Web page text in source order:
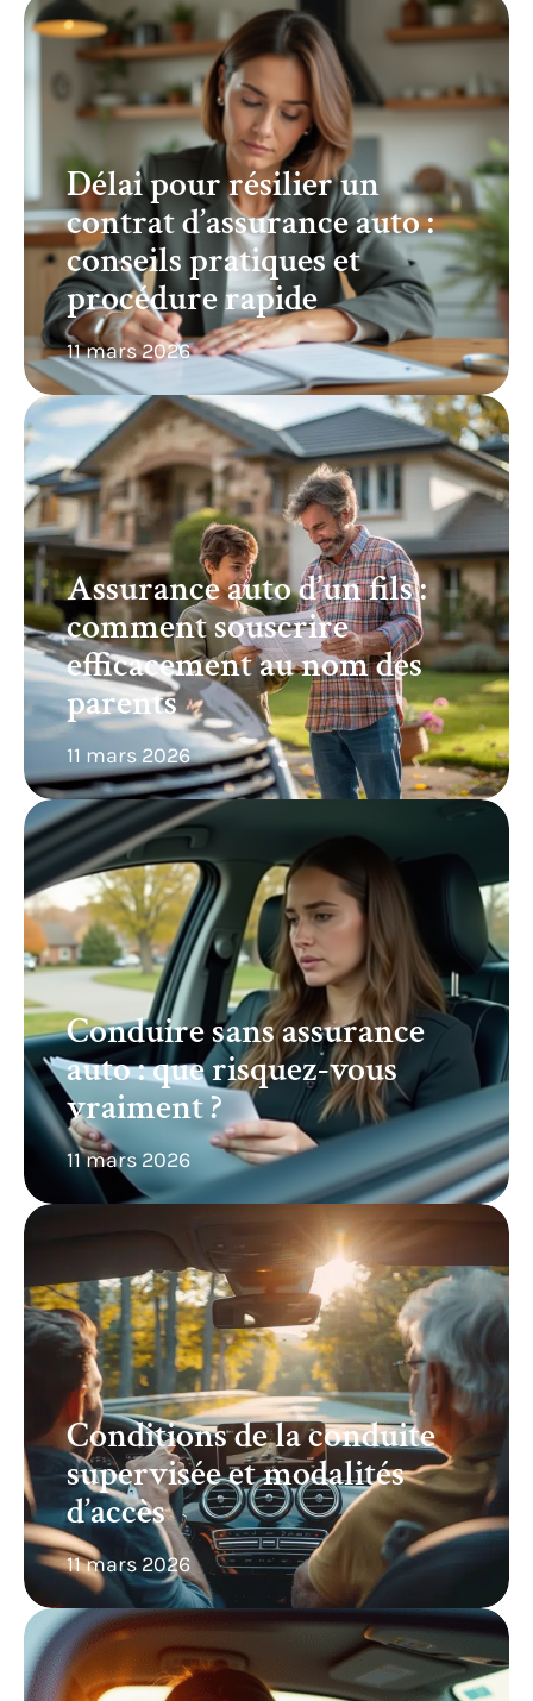
Délai pour résilier un
contrat d’assurance auto :
conseils pratiques et
procédure rapide
11 mars 2026
Assurance auto d’un fils :
comment souscrire
efficacement au nom des
parents
11 mars 2026
Conduire sans assurance
auto : que risquez-vous
vraiment ?
11 mars 2026
Conditions de la conduite
supervisée et modalités
d’accès
11 mars 2026